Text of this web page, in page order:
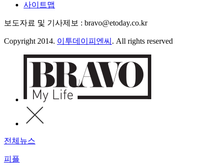
사이트맵
보도자료 및 기사제보 : bravo@etoday.co.kr
Copyright 2014. 이투데이피엔씨 . All rights reserved
전체뉴스
피플